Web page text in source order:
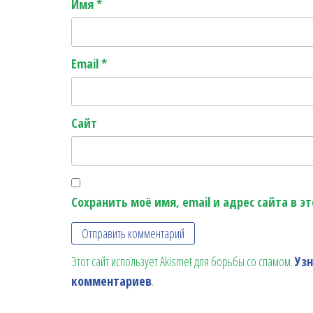
Имя*
Email*
Сайт
Сохранить моё имя, email и адрес сайта в
Этот сайт использует Akismet для борьбы со спамом.
комментариев.